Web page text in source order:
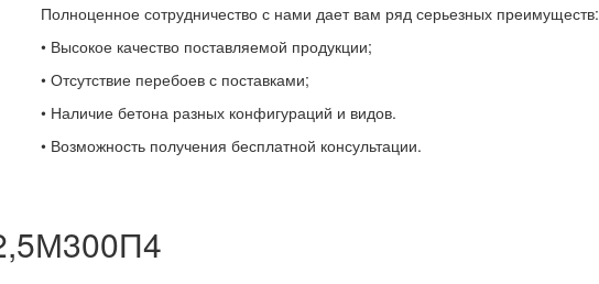
Полноценное сотрудничество с нами дает вам ряд серьезных преимуществ:
• Высокое качество поставляемой продукции;
• Отсутствие перебоев с поставками;
• Наличие бетона разных конфигураций и видов.
• Возможность получения бесплатной консультации.